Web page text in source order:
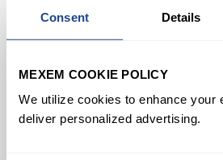
Consent Details
MEXEM COOKIE POLICY
We utilize cookies to enhance your
deliver personalized advertising.
Beleggen
Bekijk dagelijkse uitvoeringen
uitbreidbare belegsrapporten.